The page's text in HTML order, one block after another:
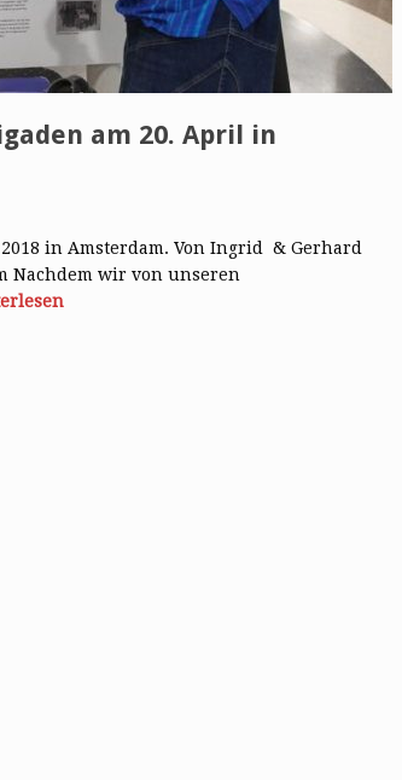
am 20. April in
in Amsterdam. Von Ingrid & Gerhard
Nachdem wir von unseren